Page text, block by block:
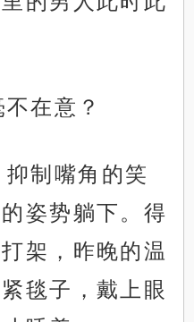
在意？
制嘴角的笑
姿势躺下。得
架，昨晚的温
毯子，戴上眼